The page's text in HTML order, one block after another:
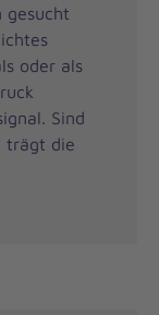
gesucht
oder als
Sind
trägt die